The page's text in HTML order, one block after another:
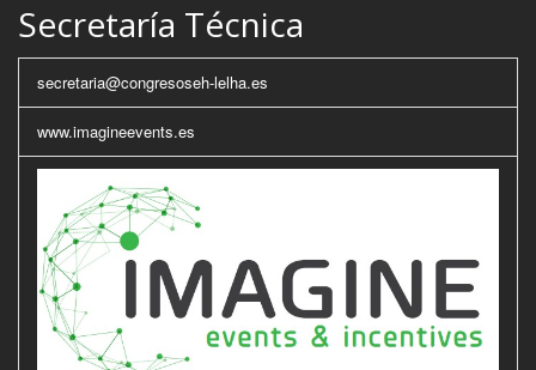
Secretaría Técnica
secretaria@congresoseh-lelha.es
www.imagineevents.es